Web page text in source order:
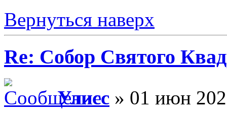
Вернуться наверх
Re: Собор Святого
Улисс » 01 июн